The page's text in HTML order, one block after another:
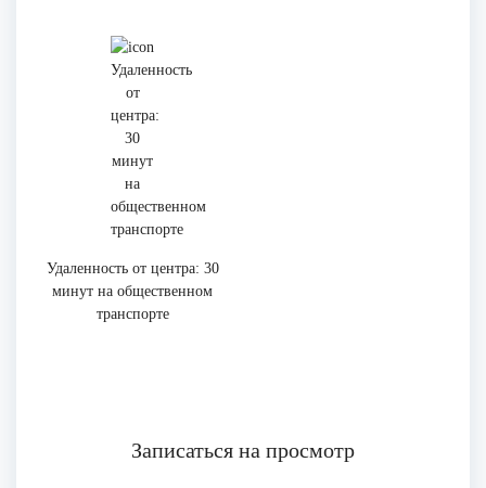
Удаленность от центра: 30
минут на общественном
транспорте
Записаться на просмотр